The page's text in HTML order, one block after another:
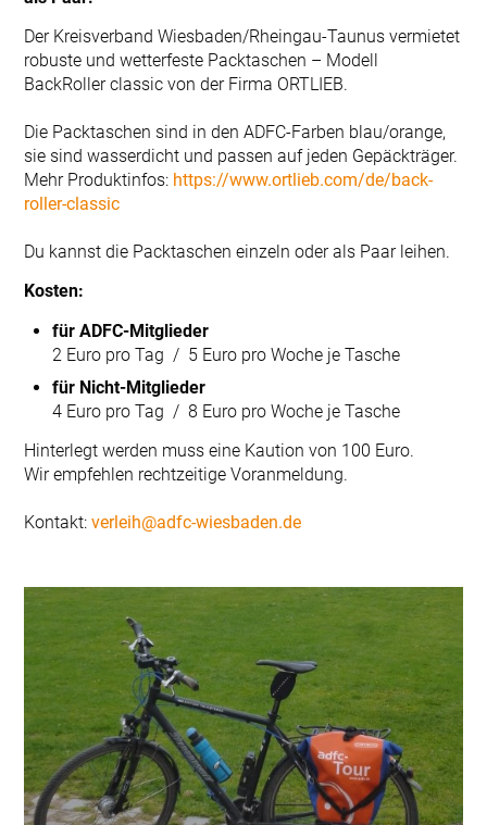
Der Kreisverband Wiesbaden/Rheingau-Taunus vermietet
robuste und wetterfeste Packtaschen – Modell
BackRoller classic von der Firma ORTLIEB.
Die Packtaschen sind in den ADFC-Farben blau/orange,
sie sind wasserdicht und passen auf jeden Gepäckträger.
Mehr Produktinfos: https://www.ortlieb.com/de/back-
roller-classic
Du kannst die Packtaschen einzeln oder als Paar leihen.
Kosten:
für ADFC-Mitglieder
2 Euro pro Tag / 5 Euro pro Woche je Tasche
für Nicht-Mitglieder
4 Euro pro Tag / 8 Euro pro Woche je Tasche
Hinterlegt werden muss eine Kaution von 100 Euro.
Wir empfehlen rechtzeitige Voranmeldung.
Kontakt:verleih@adfc-wiesbaden.de